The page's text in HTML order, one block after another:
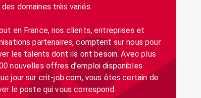
des domaines très variés.
en France, nos clients, entreprises et
partenaires, comptent sur nous pour
les talents dont ils ont besoin. Avec plus
nouvelles offres d’emploi disponibles
jour sur crit-job.com, vous êtes certain de
le poste qui vous correspond.